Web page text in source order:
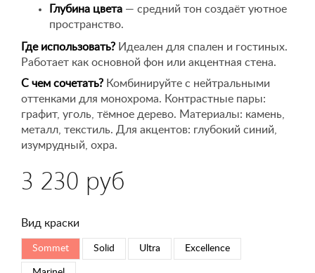
Глубина цвета — средний тон создаёт уютное
пространство.
Где использовать? Идеален для спален и гостиных.
Работает как основной фон или акцентная стена.
С чем сочетать? Комбинируйте с нейтральными
оттенками для монохрома. Контрастные пары:
графит, уголь, тёмное дерево. Материалы: камень,
металл, текстиль. Для акцентов: глубокий синий,
изумрудный, охра.
3 230 руб
Вид краски
Sommet Solid Ultra Excellence